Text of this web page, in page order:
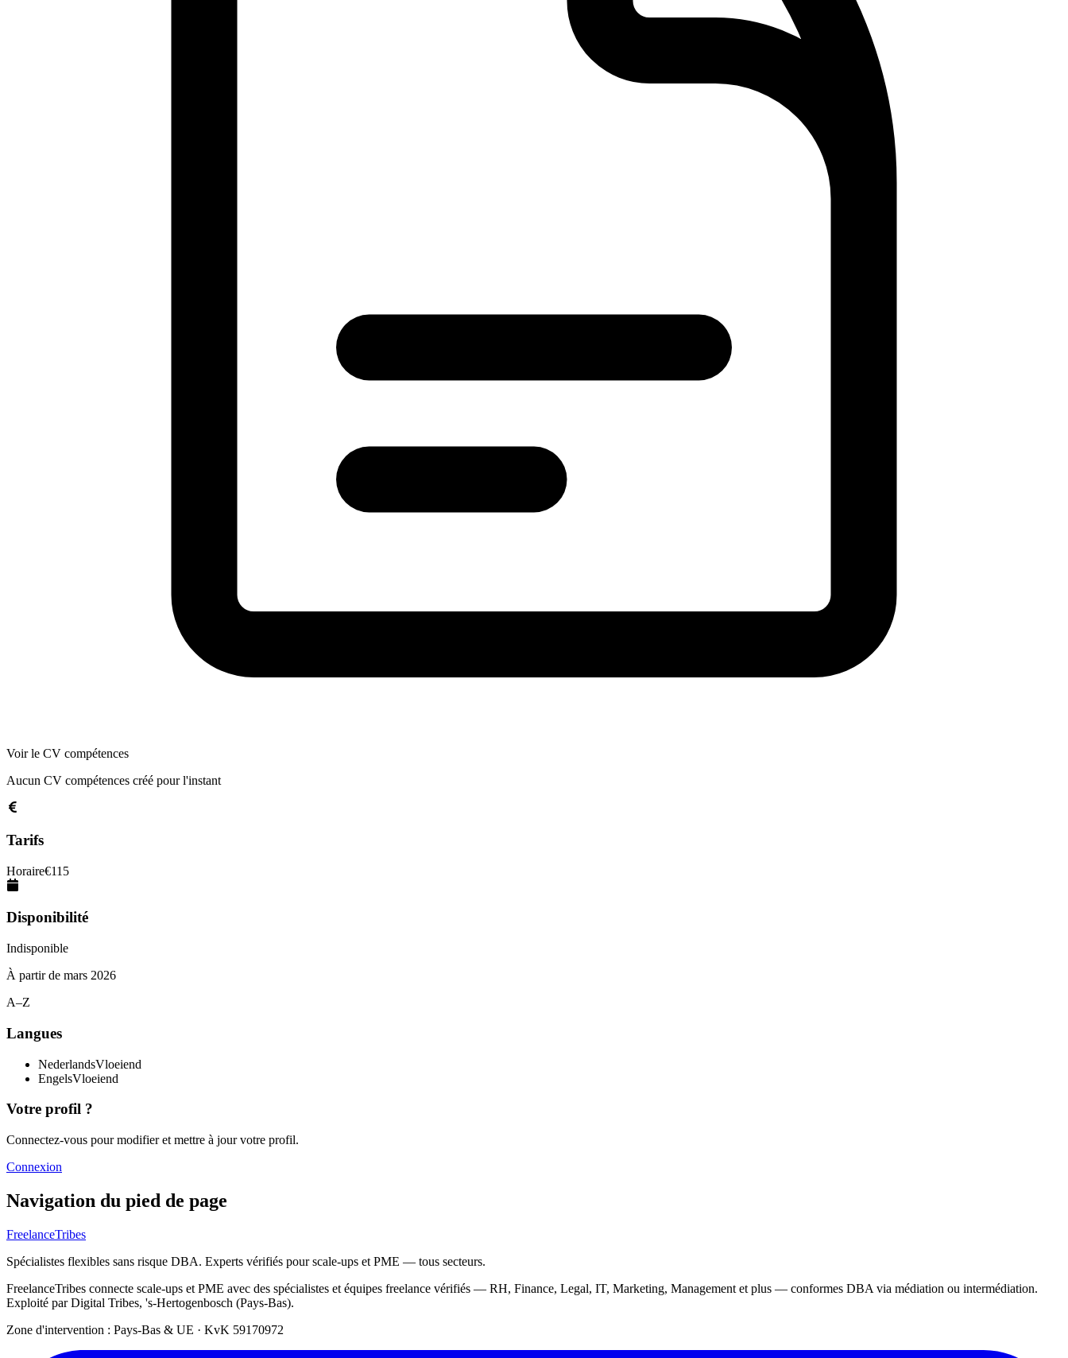
Voir le CV compétences
Aucun CV compétences créé pour l'instant
Tarifs
Horaire€115
Disponibilité
Indisponible
À partir de mars 2026
A–Z
Langues
NederlandsVloeiend
EngelsVloeiend
Votre profil ?
Connectez-vous pour modifier et mettre à jour votre profil.
Connexion
Navigation du pied de page
FreelanceTribes
Spécialistes flexibles sans risque DBA. Experts vérifiés pour scale-ups et PME — tous secteurs.
FreelanceTribes connecte scale-ups et PME avec des spécialistes et équipes freelance vérifiés — RH, Finance, Legal, IT, Marketing, Management et plus — conformes DBA via médiation ou intermédiation.
Exploité par Digital Tribes, 's-Hertogenbosch (Pays-Bas).
Zone d'intervention : Pays-Bas & UE · KvK 59170972